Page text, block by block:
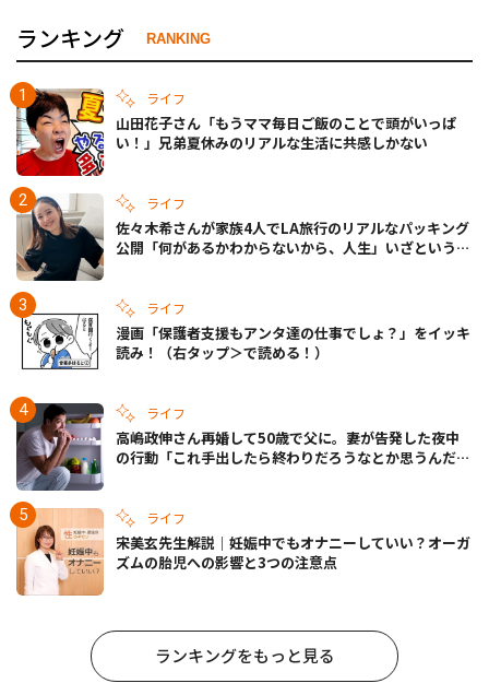
ランキング RANKING
ライフ
山田花子さん「もうママ毎日ご飯のことで頭がいっぱ
い！」兄弟夏休みのリアルな生活に共感しかない
ライフ
佐々木希さんが家族4人でLA旅行のリアルなパッキング
公開「何があるかわからないから、人生」いざというと
ライフ
漫画「保護者支援もアンタ達の仕事でしょ？」をイッキ
読み！（右タップ＞で読める！）
ライフ
高嶋政伸さん再婚して50歳で父に。妻が告発した夜中
の行動「これ手出したら終わりだろうなとか思うんだけ
ライフ
宋美玄先生解説｜妊娠中でもオナニーしていい？オーガ
ズムの胎児への影響と3つの注意点
ランキングをもっと見る